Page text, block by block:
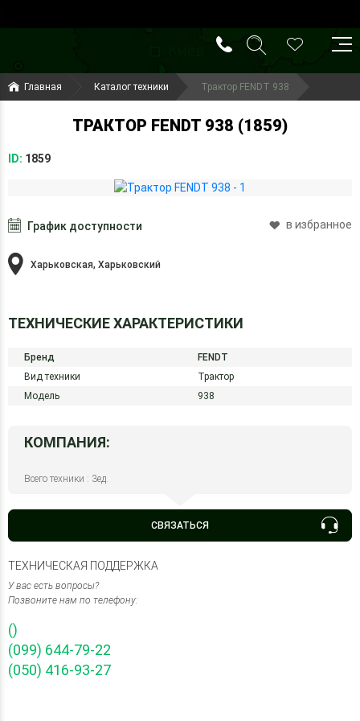
(099) 644-79-22
(050) 416-93-27
Главная Каталог техники Трактор FENDT 938
ТРАКТОР FENDT 938 (1859)
ID: 1859
График доступности в избранное
Харьковская, Харьковский
ТЕХНИЧЕСКИЕ ХАРАКТЕРИСТИКИ
Бренд
FENDT
Вид техники
Трактор
Модель
938
КОМПАНИЯ:
Всего техники : 3ед.
СВЯЗАТЬСЯ
ТЕХНИЧЕСКАЯ ПОДДЕРЖКА
У вас есть вопросы?
Позвоните нам по телефону:
()
(099) 644-79-22
(050) 416-93-27